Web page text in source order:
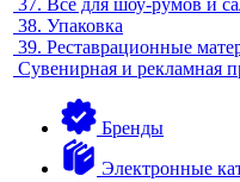
37. Все для шоу-румов и
38. Упаковка
39. Реставрационные
Сувенирная и рекламная
Бренды
Электронные